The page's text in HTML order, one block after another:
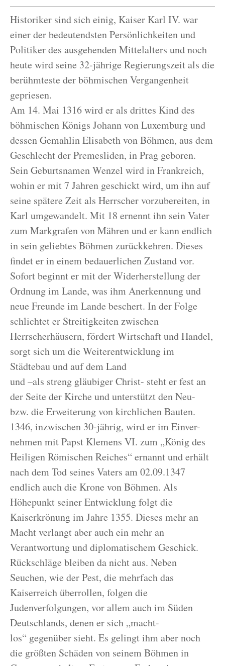
Historiker sind sich einig, Kaiser Karl IV. war
einer der bedeutendsten Persönlichkeiten und
Politiker des ausgehenden Mittelalters und noch
heute wird seine 32-jährige Regierungszeit als die
berühmteste der böhmischen Vergangenheit
gepriesen.
Am 14. Mai 1316 wird er als drittes Kind des
böhmischen Königs Johann von Luxemburg und
dessen Gemahlin Elisabeth von Böhmen, aus dem
Geschlecht der Premesliden, in Prag geboren.
Sein Geburtsnamen Wenzel wird in Frankreich,
wohin er mit 7 Jahren geschickt wird, um ihn auf
seine spätere Zeit als Herrscher vorzubereiten, in
Karl umgewandelt. Mit 18 ernennt ihn sein Vater
zum Markgrafen von Mähren und er kann endlich
in sein geliebtes Böhmen zurückkehren. Dieses
findet er in einem bedauerlichen Zustand vor.
Sofort beginnt er mit der Widerherstellung der
Ordnung im Lande, was ihm Anerkennung und
neue Freunde im Lande beschert. In der Folge
schlichtet er Streitigkeiten zwischen
Herrscherhäusern, fördert Wirtschaft und Handel,
sorgt sich um die Weiterentwicklung im
Städtebau und auf dem Land
und –als streng gläubiger Christ- steht er fest an
der Seite der Kirche und unterstützt den Neu-
bzw. die Erweiterung von kirchlichen Bauten.
1346, inzwischen 30-jährig, wird er im Einver-
nehmen mit Papst Klemens VI. zum „König des
Heiligen Römischen Reiches“ ernannt und erhält
nach dem Tod seines Vaters am 02.09.1347
endlich auch die Krone von Böhmen. Als
Höhepunkt seiner Entwicklung folgt die
Kaiserkrönung im Jahre 1355. Dieses mehr an
Macht verlangt aber auch ein mehr an
Verantwortung und diplomatischem Geschick.
Rückschläge bleiben da nicht aus. Neben
Seuchen, wie der Pest, die mehrfach das
Kaiserreich überrollen, folgen die
Judenverfolgungen, vor allem auch im Süden
Deutschlands, denen er sich „macht-
los“ gegenüber sieht. Es gelingt ihm aber noch
die größten Schäden von seinem Böhmen in